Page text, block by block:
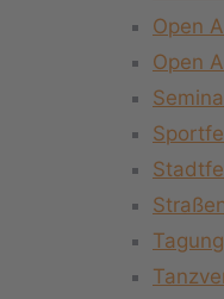
Open
Open